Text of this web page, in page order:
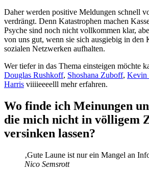
Daher werden positive Meldungen schnell
verdrängt. Denn Katastrophen machen
Psyche sind noch nicht vollkommen klar,
von uns gut, wenn sie sich ausgiebig in den
sozialen Netzwerken aufhalten.
Wer tiefer in das Thema einsteigen möchte
Douglas Rushkoff, Shoshana Zuboff, Kevin
Harris viiiieeeelll mehr erfahren.
Wo finde ich Meinungen
die mich nicht in völligem
versinken lassen?
‚Gute Laune ist nur ein Mangel an
Nico Semsrott